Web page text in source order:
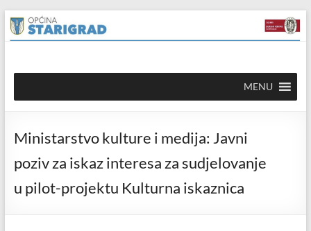
content
Skip
to
content
Općina
Starigrad
mrežna
stranica
MENU
Ministarstvo kulture i medija: Javni
poziv za iskaz interesa za sudjelovanje
u pilot-projektu Kulturna iskaznica